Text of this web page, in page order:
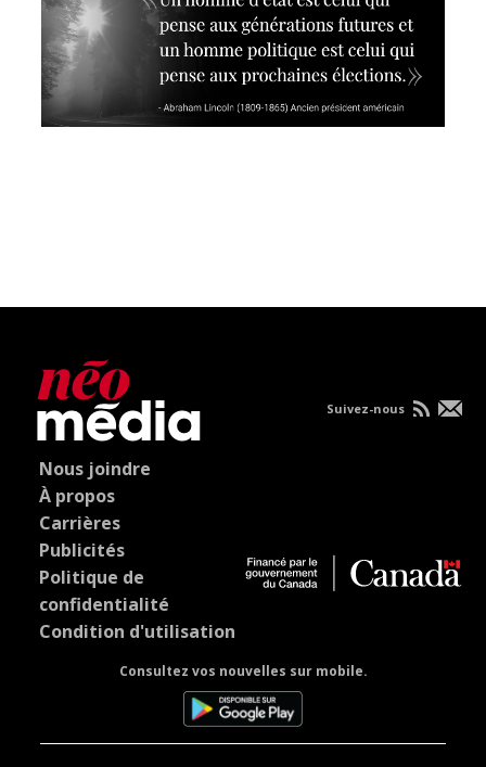
Nous joindre
À propos
Carrières
Publicités
Politique de
confidentialité
Condition d'utilisation
Consultez vos nouvelles sur mobile.
Suivez-nous